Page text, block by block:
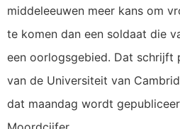
middeleeuwen meer kans om
te komen dan een soldaat die
een oorlogsgebied. Dat schrijft
van de Universiteit van
dat maandag wordt